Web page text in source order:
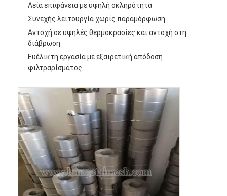
Λεία επιφάνεια με υψηλή σκληρότητα
Συνεχής λειτουργία χωρίς παραμόρφωση
Αντοχή σε υψηλές θερμοκρασίες και αντοχή στη
διάβρωση
Ευέλικτη εργασία με εξαιρετική απόδοση
φιλτραρίσματος